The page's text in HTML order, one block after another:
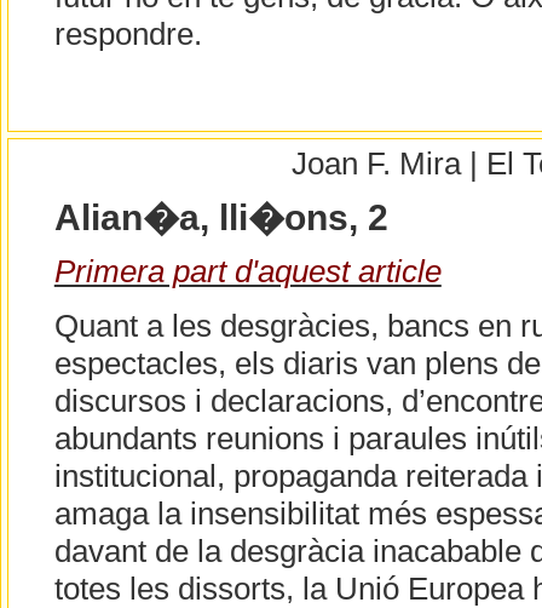
respondre.
Joan F. Mira | El
Alian�a, lli�ons, 2
Primera part d'aquest article
Quant a les desgràcies, bancs en
espectacles, els diaris van plens
discursos i declaracions,
abundants reunions i paraules
institucional, propaganda reiterada
amaga la insensibilitat més
davant de la desgràcia inacabable
totes les dissorts, la Unió Europea